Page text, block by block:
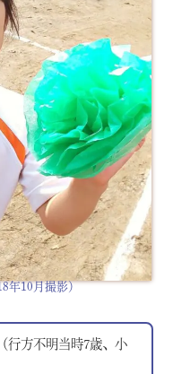
年10月撮影）
行方不明当時7歳、小